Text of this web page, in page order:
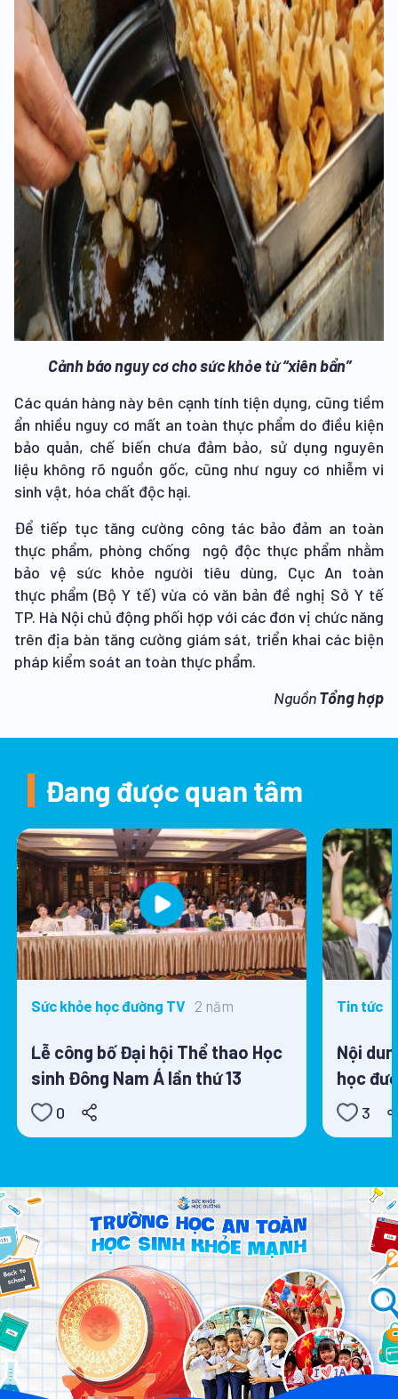
Cảnh báo nguy cơ cho sức khỏe từ “xiên bẩn”
Các quán hàng này bên cạnh tính tiện dụng, cũng tiềm
ẩn nhiều nguy cơ mất an toàn thực phẩm do điều kiện
bảo quản, chế biến chưa đảm bảo, sử dụng nguyên
liệu không rõ nguồn gốc, cũng như nguy cơ nhiễm vi
sinh vật, hóa chất độc hại.
Để tiếp tục tăng cường công tác bảo đảm an toàn
thực phẩm, phòng chống ngộ độc thực phẩm nhằm
bảo vệ sức khỏe người tiêu dùng, Cục An toàn
thực phẩm (Bộ Y tế) vừa có văn bản đề nghị Sở Y tế
TP. Hà Nội chủ động phối hợp với các đơn vị chức năng
trên địa bàn tăng cường giám sát, triển khai các biện
pháp kiểm soát an toàn thực phẩm.
NguồnTổng hợp
Đang được quan tâm
Sức khỏe học đường TV 2 năm
Lễ công bố Đại hội Thể thao Học
sinh Đông Nam Á lần thứ 13
0
Tin tức
Nội
học
3